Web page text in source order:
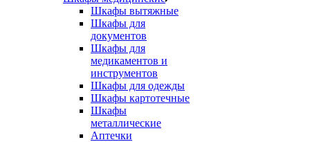
Шкафы вытяжные
Шкафы для
документов
Шкафы для
медикаментов и
инструментов
Шкафы для одежды
Шкафы картотечные
Шкафы
металлические
Аптечки